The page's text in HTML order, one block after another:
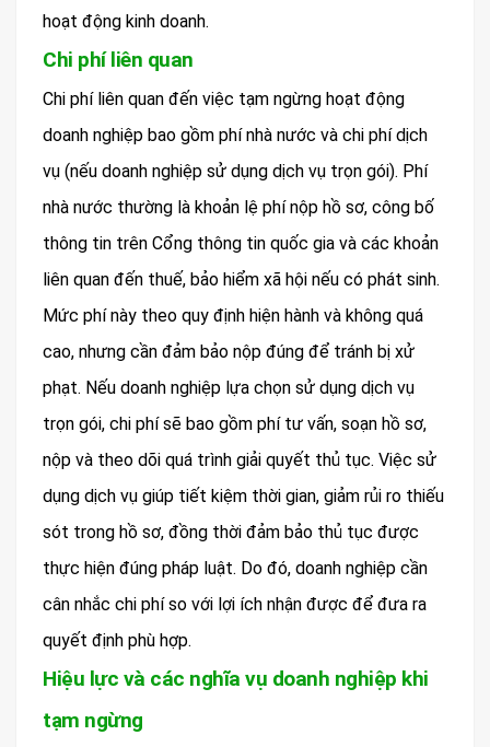
hoạt động kinh doanh.
Chi phí liên quan
Chi phí liên quan đến việc tạm ngừng hoạt động
doanh nghiệp bao gồm phí nhà nước và chi phí dịch
vụ (nếu doanh nghiệp sử dụng dịch vụ trọn gói). Phí
nhà nước thường là khoản lệ phí nộp hồ sơ, công bố
thông tin trên Cổng thông tin quốc gia và các khoản
liên quan đến thuế, bảo hiểm xã hội nếu có phát sinh.
Mức phí này theo quy định hiện hành và không quá
cao, nhưng cần đảm bảo nộp đúng để tránh bị xử
phạt. Nếu doanh nghiệp lựa chọn sử dụng dịch vụ
trọn gói, chi phí sẽ bao gồm phí tư vấn, soạn hồ sơ,
nộp và theo dõi quá trình giải quyết thủ tục. Việc sử
dụng dịch vụ giúp tiết kiệm thời gian, giảm rủi ro thiếu
sót trong hồ sơ, đồng thời đảm bảo thủ tục được
thực hiện đúng pháp luật. Do đó, doanh nghiệp cần
cân nhắc chi phí so với lợi ích nhận được để đưa ra
quyết định phù hợp.
Hiệu lực và các nghĩa vụ doanh nghiệp khi
tạm ngừng